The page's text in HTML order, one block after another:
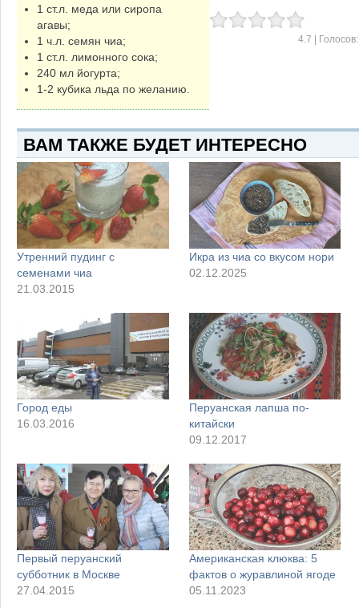
1 ст.л. меда или сиропа
агавы;
1 ч.л. семян чиа;
1 ст.л. лимонного сока;
240 мл йогурта;
1-2 кубика льда по желанию.
4.7 |
ВАМ ТАКЖЕ БУДЕТ ИНТЕРЕСНО
Утренний пудинг с
семенами чиа
21.03.2015
Икра из чиа со вкусом нори
02.12.2025
Город еды
16.03.2016
Перуанская лапша по-
китайски
09.12.2017
Первый перуанский
субботник в Москве
27.04.2015
Американская клюква: 5
фактов о журавлиной ягоде
05.11.2023